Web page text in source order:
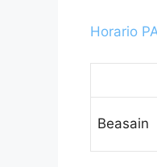
Horario
Beasain